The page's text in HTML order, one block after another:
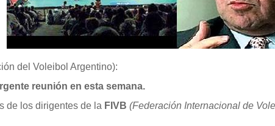
del Voleibol Argentino):
reunión en esta semana.
de los dirigentes de la FIVB (Federación Internacional de